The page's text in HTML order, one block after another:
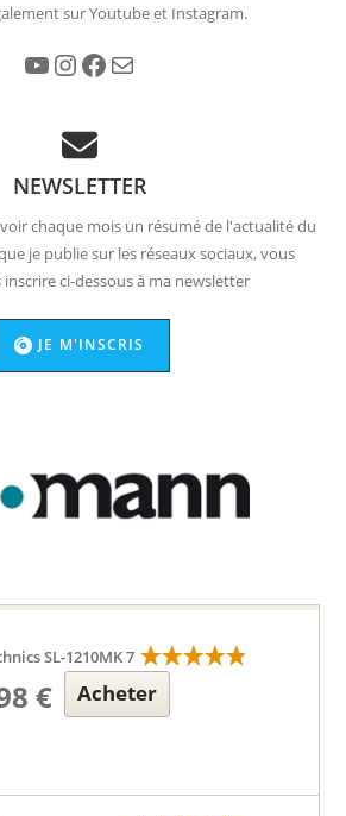
sur Youtube et Instagram.
YouTube Instagram Facebook
NEWSLETTER
chaque mois un résumé de l'actualité du
je publie sur les réseaux sociaux, vous
ci-dessous à ma newsletter
JE M'INSCRIS
SL-1210MK 7
€ Acheter